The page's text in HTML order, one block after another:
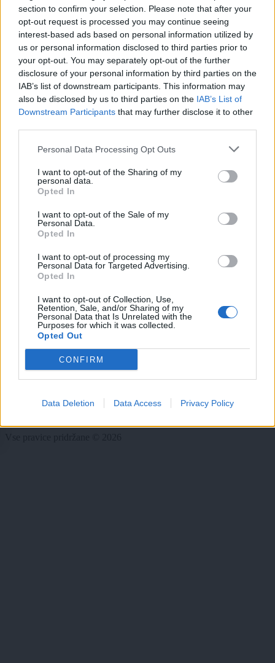
section to confirm your selection. Please note that after your
opt-out request is processed you may continue seeing
interest-based ads based on personal information utilized by
us or personal information disclosed to third parties prior to
your opt-out. You may separately opt-out of the further
disclosure of your personal information by third parties on the
IAB’s list of downstream participants. This information may
also be disclosed by us to third parties on the IAB’s List of
Downstream Participants that may further disclose it to other
Personal Data Processing Opt Outs
I want to opt-out of the Sharing of my
personal data.
Opted In
I want to opt-out of the Sale of my
Personal Data.
Opted In
I want to opt-out of processing my
Personal Data for Targeted Advertising.
Opted In
I want to opt-out of Collection, Use,
Retention, Sale, and/or Sharing of my
Personal Data that Is Unrelated with the
Purposes for which it was collected.
Opted Out
CONFIRM
Data Deletion Data Access Privacy Policy
Moji Mediji d.o.o.
sobotainfo.com•mariborinfo.com•ptujinfo.com•pomurec.com
dolenjskainfo.com•ljubljanainfo.com•gorenjskainfo.com•
tvidea.si
Vse pravice pridržane © 2026
Tematike
Lokalno
Svet
Politika
Gospodarstvo
Kronika
Zdravje
Šport
Scena
Zadnje novice
Dogodki
Igre
Forum
Mali oglasi
Oglaševanje
Prijavi se na cajtng